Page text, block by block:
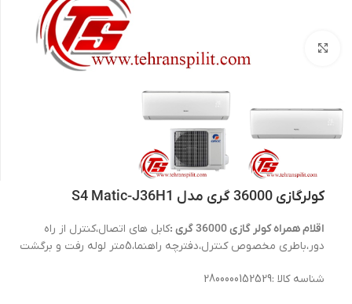
کولرگازی 36000 گری مدل S4 Matic-J36H1
اقلام همراه کولر گازی 36000 گری :
کابل های اتصال،کنترل از راه
دور،باطری مخصوص کنترل،دفترچه راهنما،5متر لوله رفت و برگشت
شناسه کالا :2800000152529